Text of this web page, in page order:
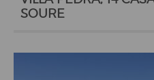
SOURE